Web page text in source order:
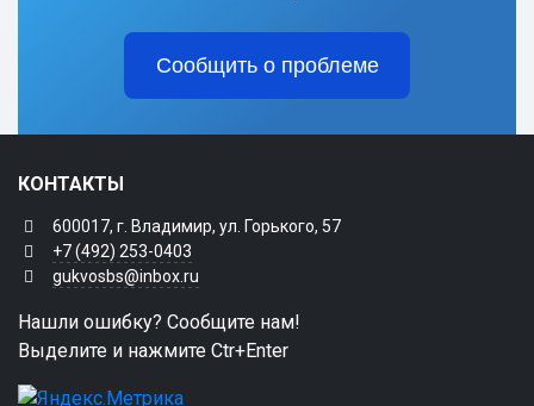
Сообщить о проблеме
КОНТАКТЫ
600017, г. Владимир, ул. Горького, 57
+7 (492) 253-0403
gukvosbs@inbox.ru
Нашли ошибку? Сообщите нам!
Выделите и нажмите Ctr+Enter